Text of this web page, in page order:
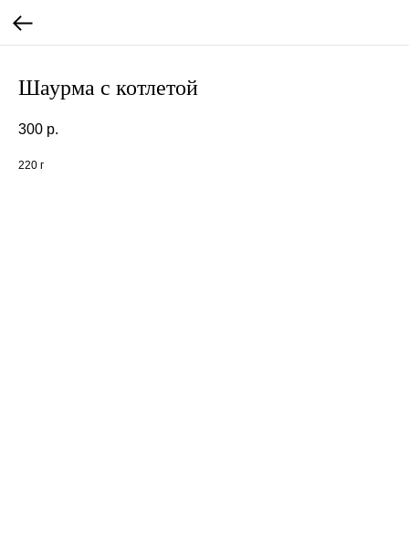
Шаурма с котлетой
300 р.
220 г